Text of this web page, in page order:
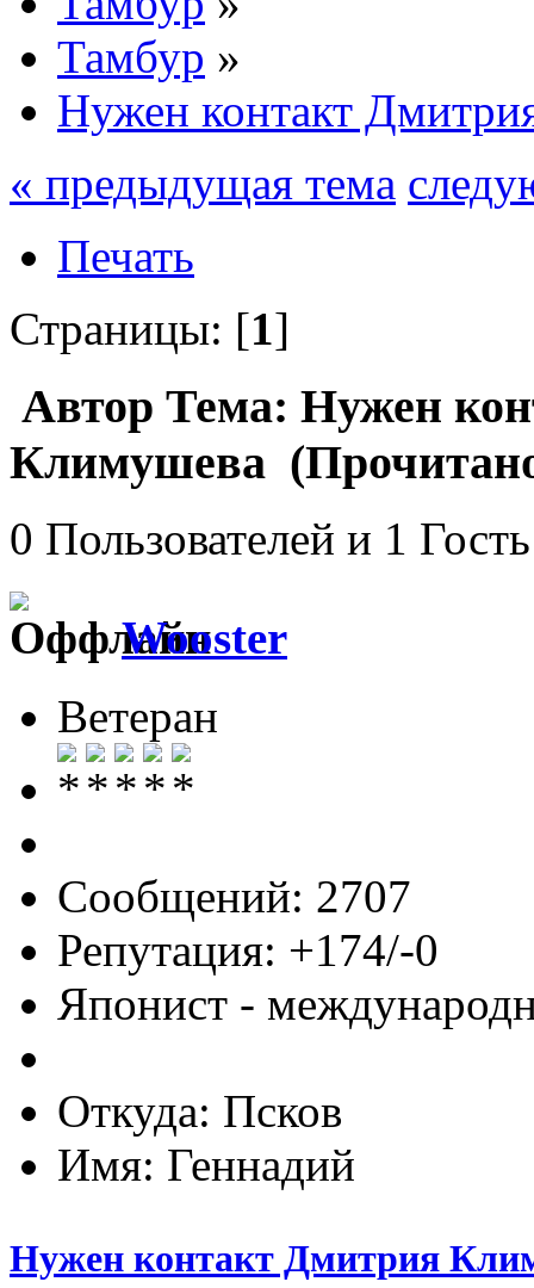
Тамбур »
Нужен контакт
« предыдущая тема
Печать
Страницы: [1]
Автор Тема: Нужен
Климушева
0 Пользователей и 1
Wooster
Ветеран
Сообщений: 2707
Репутация: +174/-0
Японист -
Откуда: Псков
Имя: Геннадий
Нужен контакт Дмитрия